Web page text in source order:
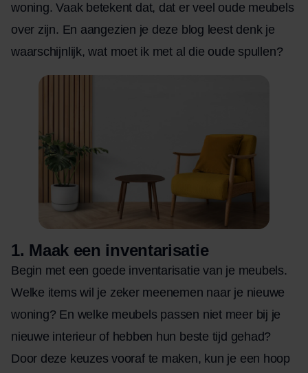
woning. Vaak betekent dat, dat er veel oude meubels
over zijn. En aangezien je deze blog leest denk je
waarschijnlijk, wat moet ik met al die oude spullen?
1. Maak een inventarisatie
Begin met een goede inventarisatie van je meubels.
Welke items wil je zeker meenemen naar je nieuwe
woning? En welke meubels passen niet meer bij je
nieuwe interieur of hebben hun beste tijd gehad?
Door deze keuzes vooraf te maken, kun je een hoop